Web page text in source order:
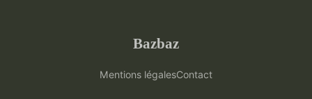
Bazbaz
Mentions légalesContact